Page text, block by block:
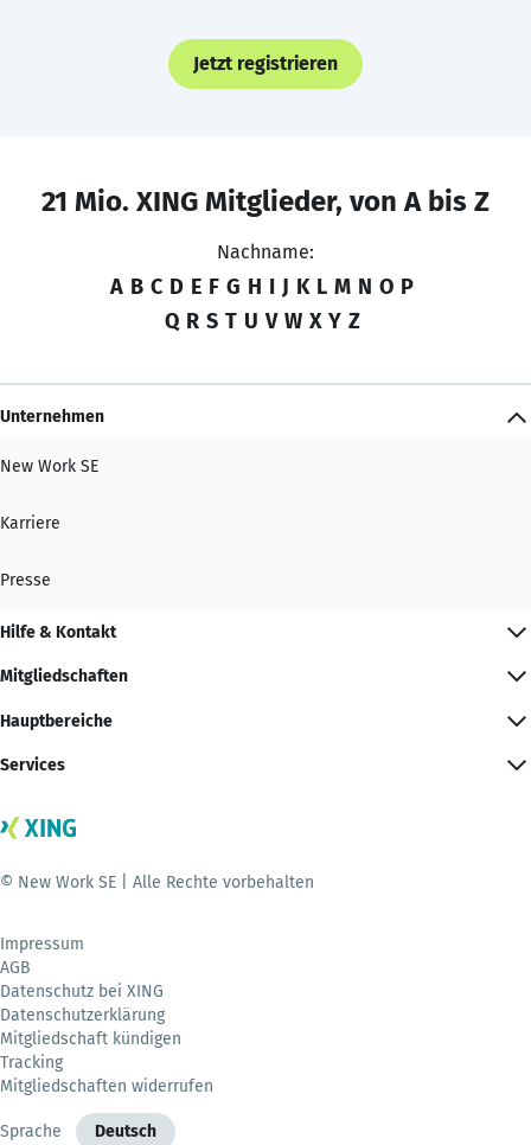
Jetzt registrieren
21 Mio. XING Mitglieder, von A bis Z
Nachname:
A B C D E F G H I J K L M N O P
Q R S T U V W X Y Z
Unternehmen
New Work SE
Karriere
Presse
Hilfe & Kontakt
Mitgliedschaften
Hauptbereiche
Services
© New Work SE | Alle Rechte vorbehalten
Impressum
AGB
Datenschutz bei XING
Datenschutzerklärung
Mitgliedschaft kündigen
Tracking
Mitgliedschaften widerrufen
Sprache Deutsch